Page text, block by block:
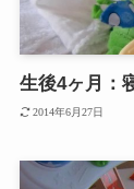
生後4ヶ月：
2014年6月27日